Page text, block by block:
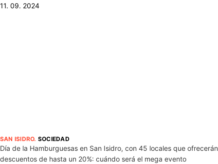
11. 09. 2024
SAN ISIDRO. SOCIEDAD
Día de la Hamburguesas en San Isidro, con 45 locales que ofrecerán
descuentos de hasta un 20%: cuándo será el mega evento